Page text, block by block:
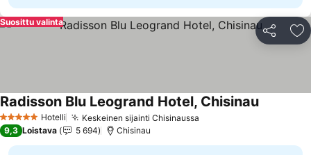
Jaa
Suosittu valinta
5 Tähtiluokitus
Hotelli Keskeinen sijainti Chisinaussa
Radisson Blu Leogrand Hotel, Chisinau
9,3 Loistava 5 694 Chisinau